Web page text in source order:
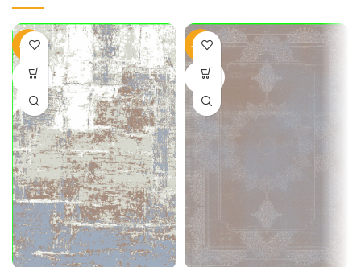
-40%
SOLD
OUT
-40%
SOLD
OUT